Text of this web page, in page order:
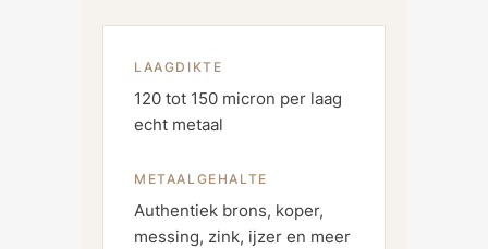
LAAGDIKTE
120 tot 150 micron per laag
echt metaal
METAALGEHALTE
Authentiek brons, koper,
messing, zink, ijzer en meer